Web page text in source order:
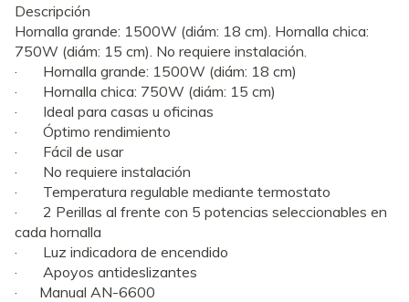
Descripción
Hornalla grande: 1500W (diám: 18 cm). Hornalla chica:
750W (diám: 15 cm). No requiere instalación.
· Hornalla grande: 1500W (diám: 18 cm)
· Hornalla chica: 750W (diám: 15 cm)
· Ideal para casas u oficinas
· Óptimo rendimiento
· Fácil de usar
· No requiere instalación
· Temperatura regulable mediante termostato
· 2 Perillas al frente con 5 potencias seleccionables en
cada hornalla
· Luz indicadora de encendido
· Apoyos antideslizantes
· Manual AN-6600